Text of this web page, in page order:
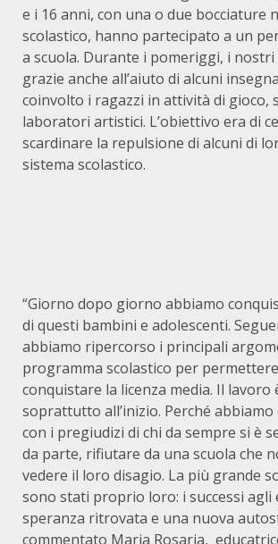
e i 16 anni, con una o due bocciature
scolastico, hanno partecipato a un
a scuola. Durante i pomeriggi, i
grazie anche all’aiuto di alcuni
coinvolto i ragazzi in attività di gioco,
laboratori artistici. L’obiettivo era di
scardinare la repulsione di alcuni di
sistema scolastico.
“Giorno dopo giorno abbiamo
di questi bambini e adolescenti.
abbiamo ripercorso i principali
programma scolastico per
conquistare la licenza media. Il lavoro
soprattutto all’inizio. Perché
con i pregiudizi di chi da sempre si è
da parte, rifiutare da una scuola che
vedere il loro disagio. La più grande
sono stati proprio loro: i successi agli
speranza ritrovata e una nuova
commentato Maria Rosaria,